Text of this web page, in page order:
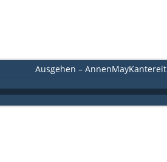
Ausgehen – AnnenMayKantereit